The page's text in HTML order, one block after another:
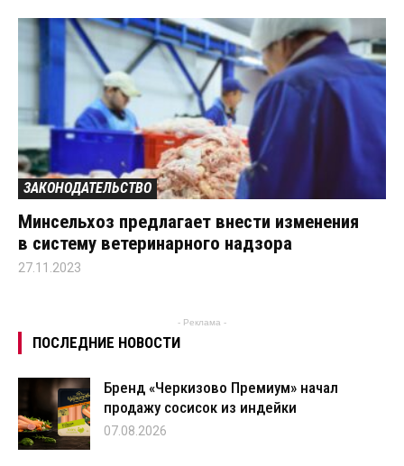
ЗАКОНОДАТЕЛЬСТВО
Минсельхоз предлагает внести изменения
в систему ветеринарного надзора
27.11.2023
- Реклама -
ПОСЛЕДНИЕ НОВОСТИ
Бренд «Черкизово Премиум» начал
продажу сосисок из индейки
07.08.2026